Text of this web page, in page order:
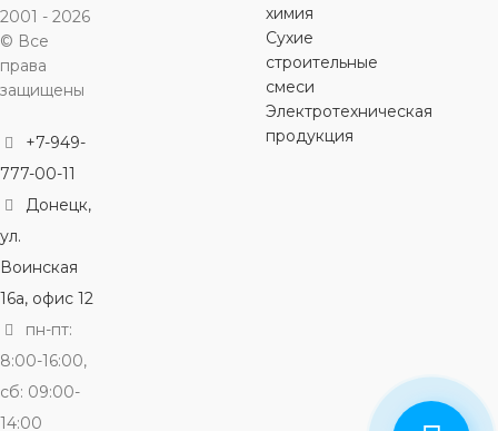
2001 - 2026
© Все
права
защищены
+7-949-
777-00-11
Донецк,
ул.
Воинская
16а, офис 12
пн-пт:
8:00-16:00,
сб: 09:00-
14:00
химия
Сухие
строительные
смеси
Электротехническая
продукция